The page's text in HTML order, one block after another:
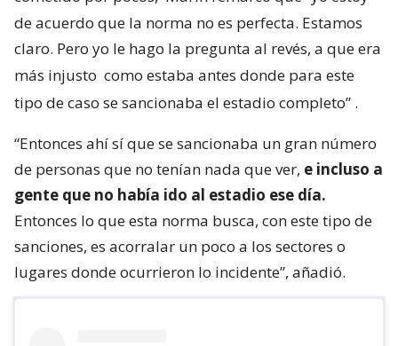
de acuerdo que la norma no es perfecta. Estamos
claro. Pero yo le hago la pregunta al revés, a que era
más injusto como estaba antes donde para este
tipo de caso se sancionaba el estadio completo” .
“Entonces ahí sí que se sancionaba un gran número
de personas que no tenían nada que ver, e incluso a
gente que no había ido al estadio ese día.
Entonces lo que esta norma busca, con este tipo de
sanciones, es acorralar un poco a los sectores o
lugares donde ocurrieron lo incidente”, añadió.